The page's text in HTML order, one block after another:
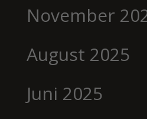
November
August 2025
Juni 2025